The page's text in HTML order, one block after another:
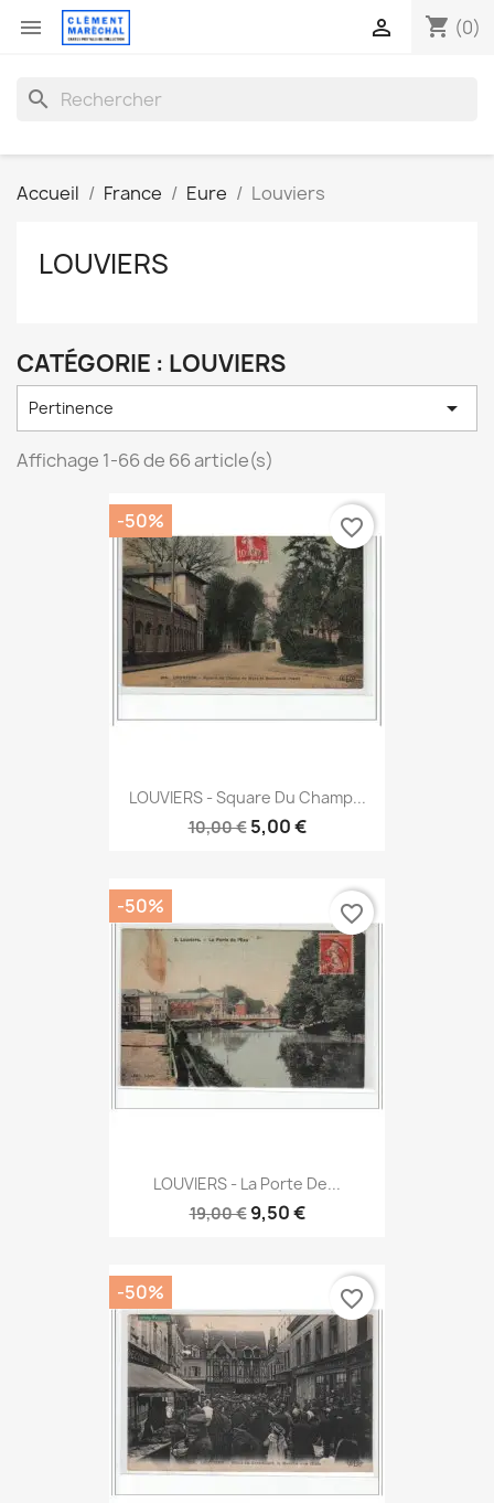
 shopping_cart (0)

search
Accueil France Eure Louviers
LOUVIERS
CATÉGORIE : LOUVIERS
Pertinence 
Affichage 1-66 de 66 article(s)
LOUVIERS - Square Du Champ...
10,00 € 5,00 €
-50% favorite_border
LOUVIERS - La Porte De...
19,00 € 9,50 €
-50% favorite_border
-50% favorite_border